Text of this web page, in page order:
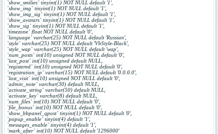
`show_smilies` tinyint(1) NOT NULL default '1',
`show_img` tinyint(1) NOT NULL default '1',
`show_img_sig` tinyint(1) NOT NULL default '1',
`show_avatars` tinyint(1) NOT NULL default '1',
`show_sig` tinyint(1) NOT NULL default '1',
`timezone` float NOT NULL default '0',
`language` varchar(25) NOT NULL default 'Russian',
`style` varchar(25) NOT NULL default 'VbStyle-Black',
`style_wap` varchar(25) NOT NULL default 'wap',
`num_posts` int(10) unsigned NOT NULL default '0',
`last_post` int(10) unsigned default NULL,
`registered` int(10) unsigned NOT NULL default '0',
`registration_ip` varchar(15) NOT NULL default '0.0.0.0',
`last_visit` int(10) unsigned NOT NULL default '0',
`admin_note` varchar(30) default NULL,
`activate_string` varchar(50) default NULL,
`activate_key` varchar(8) default NULL,
`num_files` int(10) NOT NULL default '0',
`file_bonus` int(10) NOT NULL default '0',
`show_bbpanel_qpost` tinyint(1) NOT NULL default '0',
`popup_enable` tinyint(4) default '1',
`messages_enable` tinyint(4) default '1',
`mark_after` int(10) NOT NULL default '1296000'